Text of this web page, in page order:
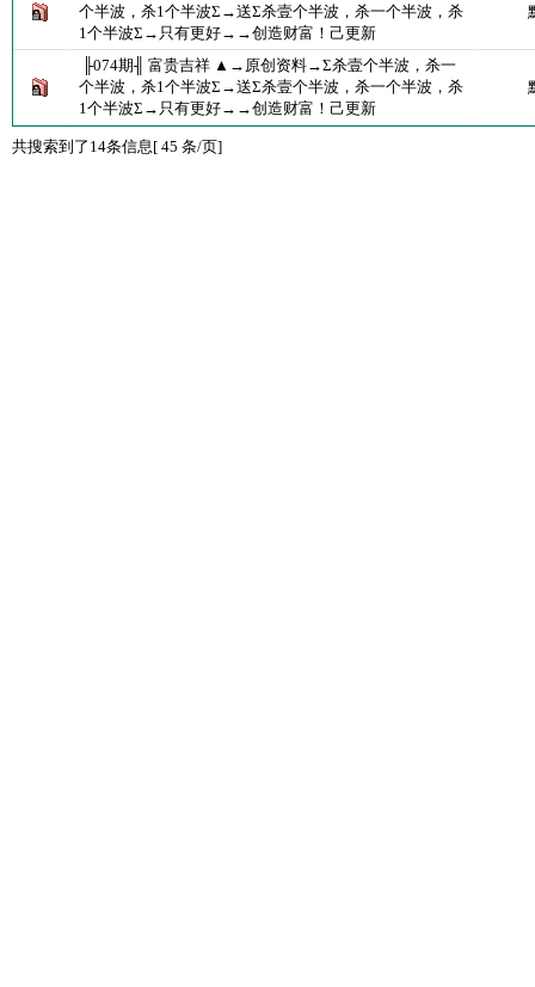
个半波，杀1个半波Σ→送Σ杀壹个半波，杀一个半波，杀
1个半波Σ→只有更好→→创造财富！己更新
╟074期╢ 富贵吉祥 ▲→原创资料→Σ杀壹个半波，杀一
个半波，杀1个半波Σ→送Σ杀壹个半波，杀一个半波，杀
1个半波Σ→只有更好→→创造财富！己更新
共搜索到了14条信息[ 45 条/页]